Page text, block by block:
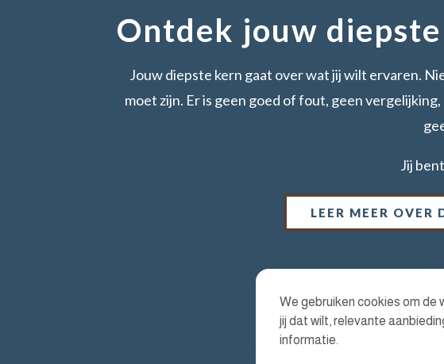
Ontdek jouw
Jouw diepste kern gaat over wat jij wilt ervaren.
moet zijn. Er is geen goed of fout, geen vergelijking,
Jij
LEER MEER OVER
We gebruiken cookies om de
jij dat wilt, relevante
informatie.